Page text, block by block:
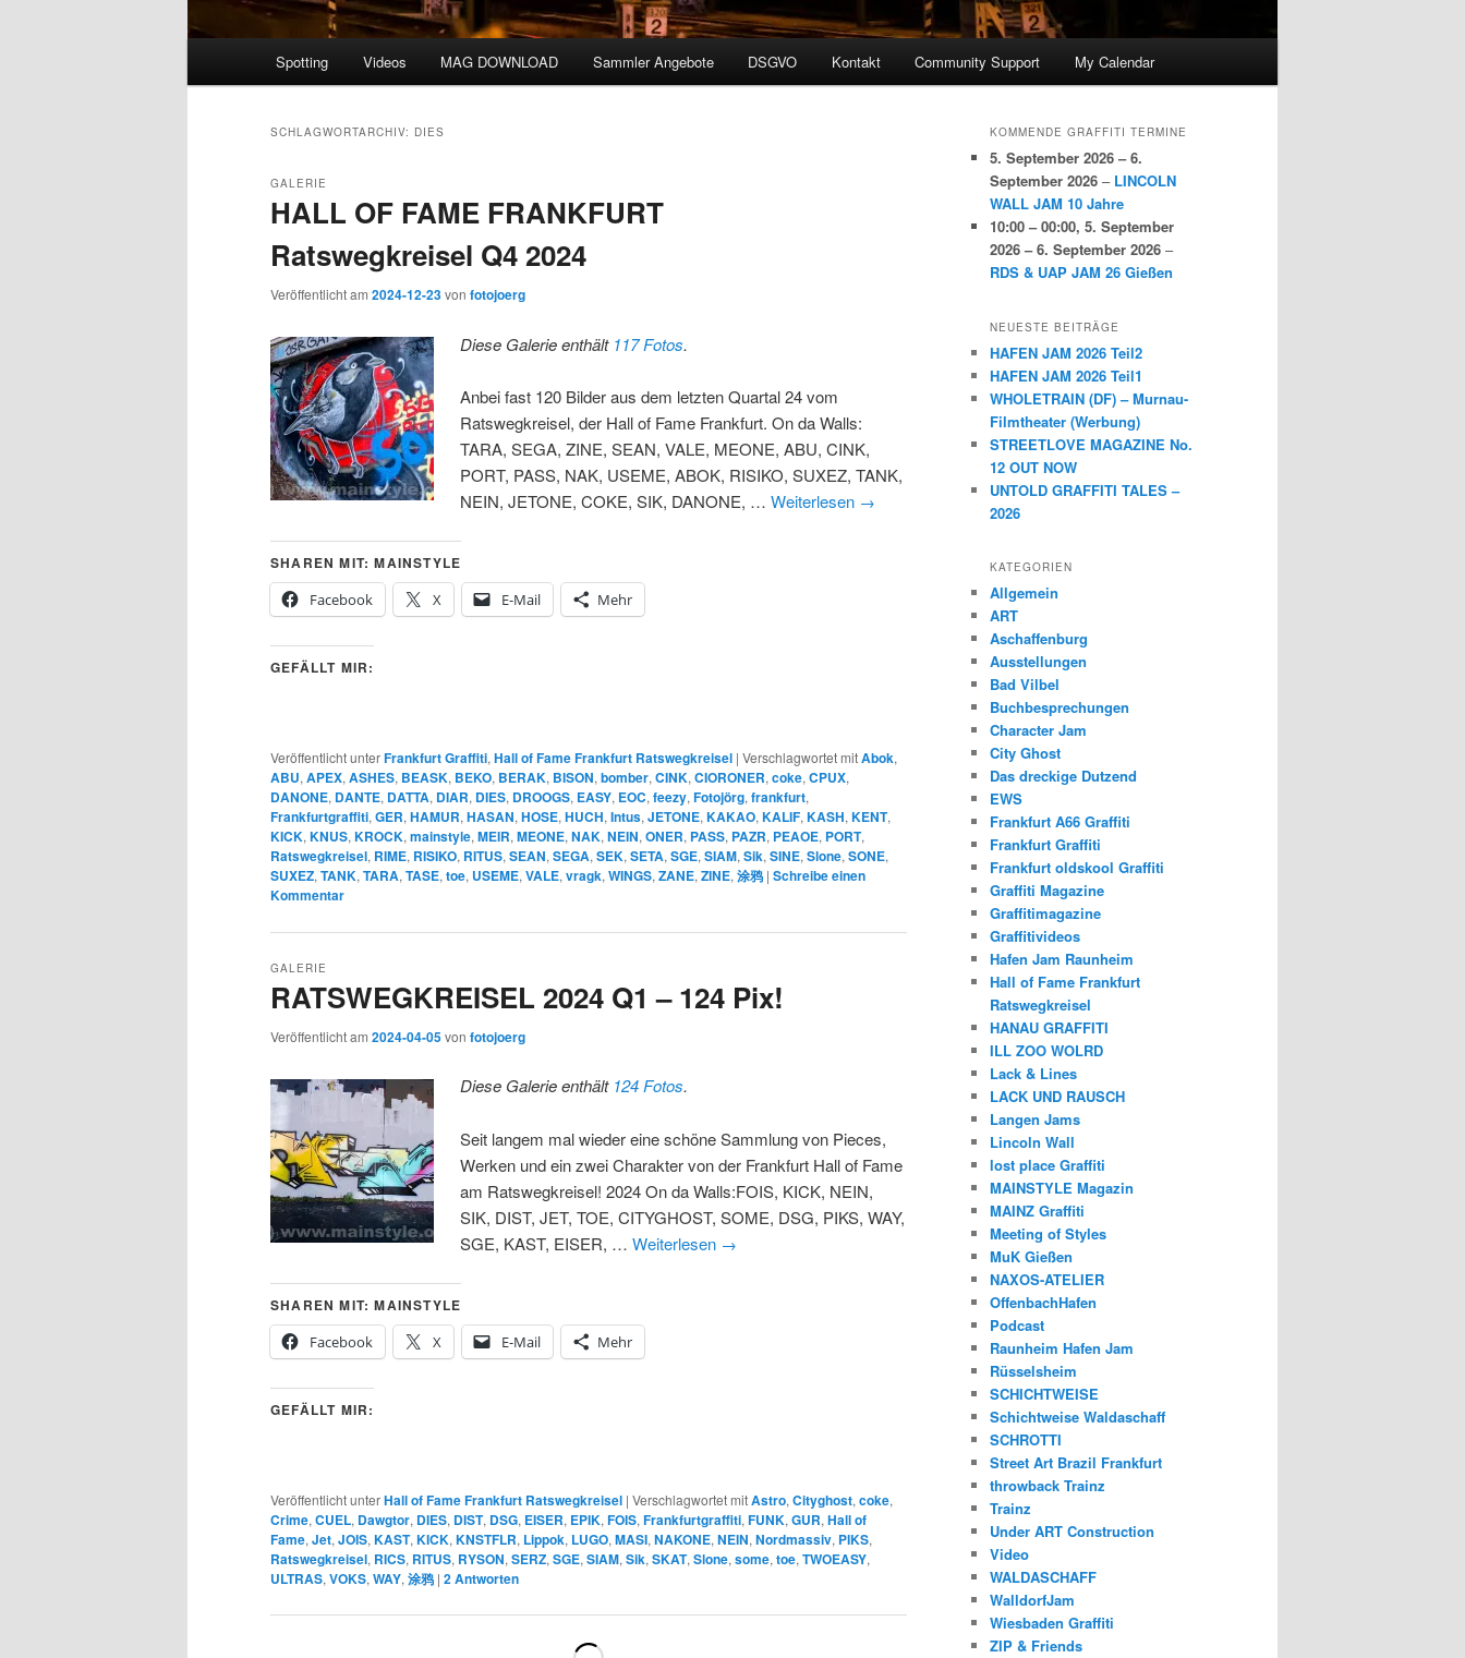
Spotting Videos MAG DOWNLOAD Sammler Angebote DSGVO Kontakt Community Support My Calendar
SCHLAGWORTARCHIV: DIES
HALL OF FAME FRANKFURT
Ratswegkreisel Q4 2024
GALERIE
Veröffentlicht am 2024-12-23von fotojoerg
Diese Galerie enthält 117 Fotos.
Anbei fast 120 Bilder aus dem letzten Quartal 24 vom
Ratswegkreisel, der Hall of Fame Frankfurt. On da Walls:
TARA, SEGA, ZINE, SEAN, VALE, MEONE, ABU, CINK,
PORT, PASS, NAK, USEME, ABOK, RISIKO, SUXEZ, TANK,
NEIN, JETONE, COKE, SIK, DANONE, …Weiterlesen →
SHAREN MIT: MAINSTYLE
Facebook
X E-Mail Mehr
GEFÄLLT MIR:
Veröffentlicht unterFrankfurt Graffiti, Hall of Fame Frankfurt Ratswegkreisel | Verschlagwortet mitAbok,
ABU, APEX, ASHES, BEASK, BEKO, BERAK, BISON, bomber, CINK, CIORONER, coke, CPUX,
DANONE, DANTE, DATTA, DIAR, DIES, DROOGS, EASY, EOC, feezy, Fotojörg, frankfurt,
Frankfurtgraffiti, GER, HAMUR, HASAN, HOSE, HUCH, Intus, JETONE, KAKAO, KALIF, KASH, KENT,
KICK, KNUS, KROCK, mainstyle, MEIR, MEONE, NAK, NEIN, ONER, PASS, PAZR, PEAOE, PORT,
Ratswegkreisel, RIME, RISIKO, RITUS, SEAN, SEGA, SEK, SETA, SGE, SIAM, Sik, SINE, Slone, SONE,
SUXEZ, TANK, TARA, TASE, toe, USEME, VALE, vragk, WINGS, ZANE, ZINE, 涂鸦 | Schreibe einen
Kommentar
RATSWEGKREISEL 2024 Q1 – 124 Pix!
GALERIE
Veröffentlicht am 2024-04-05von fotojoerg
Diese Galerie enthält 124 Fotos.
Seit langem mal wieder eine schöne Sammlung von Pieces,
Werken und ein zwei Charakter von der Frankfurt Hall of Fame
am Ratswegkreisel! 2024 On da Walls:FOIS, KICK, NEIN,
SIK, DIST, JET, TOE, CITYGHOST, SOME, DSG, PIKS, WAY,
SGE, KAST, EISER, …Weiterlesen →
SHAREN MIT: MAINSTYLE
Facebook
X E-Mail Mehr
GEFÄLLT MIR:
Veröffentlicht unterHall of Fame Frankfurt Ratswegkreisel | Verschlagwortet mitAstro, Cityghost, coke,
Crime, CUEL, Dawgtor, DIES, DIST, DSG, EISER, EPIK, FOIS, Frankfurtgraffiti, FUNK, GUR, Hall of
Fame, Jet, JOIS, KAST, KICK, KNSTFLR, Lippok, LUGO, MASI, NAKONE, NEIN, Nordmassiv, PIKS,
Ratswegkreisel, RICS, RITUS, RYSON, SERZ, SGE, SIAM, Sik, SKAT, Slone, some, toe, TWOEASY,
ULTRAS, VOKS, WAY, 涂鸦 | 2Antworten
KOMMENDE GRAFFITI TERMINE
5. September 2026 – 6.
September 2026 – LINCOLN
WALL JAM 10 Jahre
10:00 – 00:00, 5. September
2026 – 6. September 2026 –
RDS & UAP JAM 26 Gießen
NEUESTE BEITRÄGE
HAFEN JAM 2026 Teil2
HAFEN JAM 2026 Teil1
WHOLETRAIN (DF) – Murnau-
Filmtheater (Werbung)
STREETLOVE MAGAZINE No.
12 OUT NOW
UNTOLD GRAFFITI TALES –
2026
KATEGORIEN
Allgemein
ART
Aschaffenburg
Ausstellungen
Bad Vilbel
Buchbesprechungen
Character Jam
City Ghost
Das dreckige Dutzend
EWS
Frankfurt A66 Graffiti
Frankfurt Graffiti
Frankfurt oldskool Graffiti
Graffiti Magazine
Graffitimagazine
Graffitivideos
Hafen Jam Raunheim
Hall of Fame Frankfurt
Ratswegkreisel
HANAU GRAFFITI
ILL ZOO WOLRD
Lack & Lines
LACK UND RAUSCH
Langen Jams
Lincoln Wall
lost place Graffiti
MAINSTYLE Magazin
MAINZ Graffiti
Meeting of Styles
MuK Gießen
NAXOS-ATELIER
OffenbachHafen
Podcast
Raunheim Hafen Jam
Rüsselsheim
SCHICHTWEISE
Schichtweise Waldaschaff
SCHROTTI
Street Art Brazil Frankfurt
throwback Trainz
Trainz
Under ART Construction
Video
WALDASCHAFF
WalldorfJam
Wiesbaden Graffiti
ZIP & Friends